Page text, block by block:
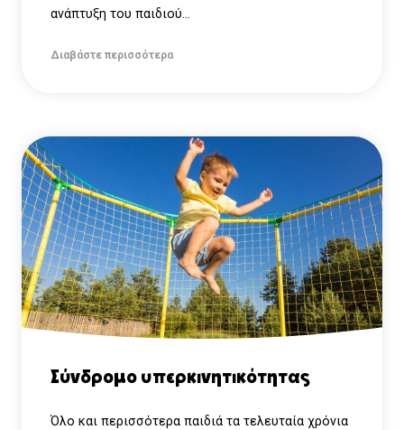
ανάπτυξη του παιδιού...
Διαβάστε περισσότερα
Σύνδρομο υπερκινητικότητας
Όλο και περισσότερα παιδιά τα τελευταία χρόνια